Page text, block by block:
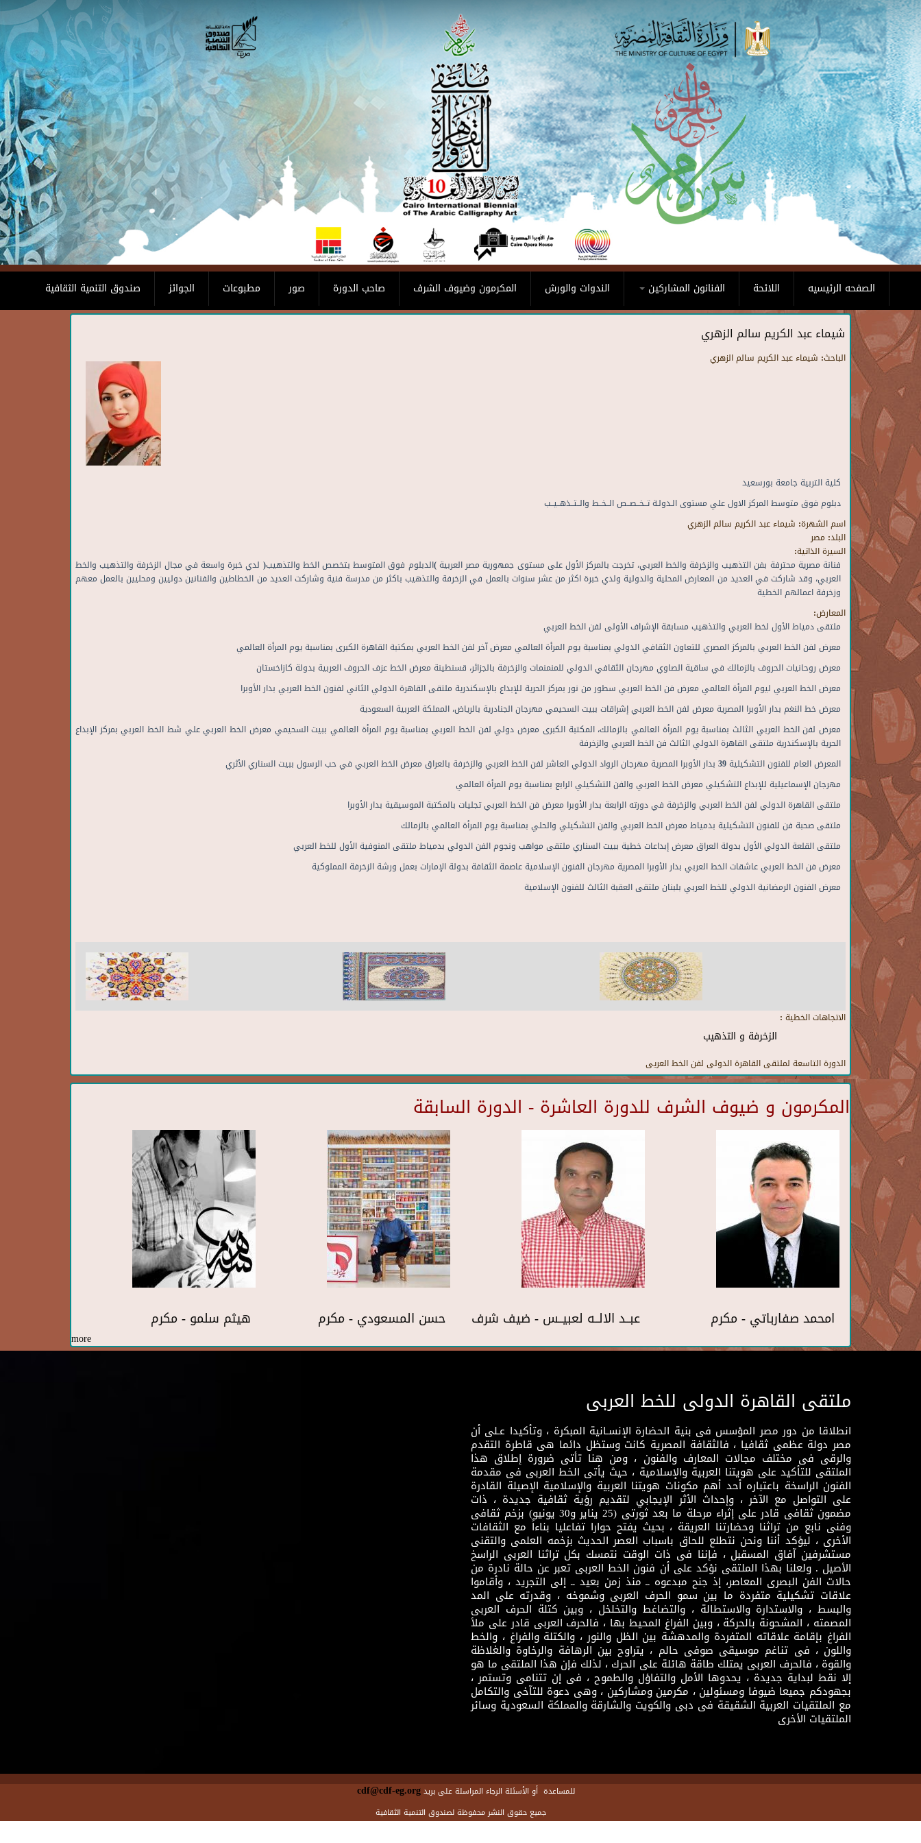
Skip to main content
صندوق التنمية الثقافية الجوائز مطبوعات صور صاحب الدورة المكرمون وضيوف الشرف الندوات والورش الفنانون المشاركين اللائحة الصفحه الرئيسيه
شيماء عبد الكريم سالم الزهري
الباحث: شيماء عبد الكريم سالم الزهري
ﻛﻠﻴﺔ اﻟﺘﺮﺑﻴﺔ ﺟﺎﻣﻌﺔ ﺑﻮرﺳﻌﻴﺪ
دﺑﻠﻮم ﻓﻮق ﻣﺘﻮﺳﻂ اﻟﻤﺮﻛﺰ اﻻول ﻋﻠﻲ ﻣﺴﺘﻮى اﻟـﺪوﻟـﺔ ﺗــﺨــﺼــﺺ اﻟــﺨــﻂ واﻟــﺘــﺬﻫــﻴــﺐ
اسم الشهرة: شيماء عبد الكريم سالم الزهري
البلد: مصر
السيرة الذاتية:
ﻓﻨﺎﻧﺔ ﻣﺼﺮﻳﺔ ﻣﺤﺘﺮﻓﺔ ﺑﻔﻦ اﻟﺘﺬﻫﻴﺐ واﻟﺰﺧﺮﻓﺔ واﻟﺨﻂ اﻟﻌﺮﺑﻲ، ﺗﺨﺮﺟﺖ ﺑﺎﻟﻤﺮﻛﺰ اﻷول ﻋﻠﻰ ﻣﺴﺘﻮى ﺟﻤﻬﻮرﻳﺔ ﻣﺼﺮ اﻟﻌﺮﺑﻴﺔ )اﻟﺪﺑﻠﻮم ﻓﻮق اﻟﻤﺘﻮﺳﻂ ﺑﺘﺨﺼﺺ اﻟﺨﻂ واﻟﺘﺬﻫﻴﺐ( ﻟﺪي ﺧﺒﺮة واﺳﻌﺔ ﻓﻲ ﻣﺠﺎل اﻟﺰﺧﺮﻓﺔ واﻟﺘﺬﻫﻴﺐ واﻟﺨﻂ
اﻟﻌﺮﺑﻲ، وﻗﺪ ﺷﺎرﻛﺖ ﻓﻲ اﻟﻌﺪﻳﺪ ﻣﻦ اﻟﻤﻌﺎرض اﻟﻤﺤﻠﻴﺔ واﻟﺪوﻟﻴﺔ وﻟﺪي ﺧﺒﺮة اﻛﺜﺮ ﻣﻦ ﻋﺸﺮ ﺳﻨﻮات ﺑﺎﻟﻌﻤﻞ ﻓﻲ اﻟﺰﺧﺮﻓﺔ واﻟﺘﺬﻫﻴﺐ ﺑﺎﻛﺜﺮ ﻣﻦ ﻣﺪرﺳﺔ ﻓﻨﻴﺔ وﺷﺎرﻛﺖ اﻟﻌﺪﻳﺪ ﻣﻦ اﻟﺨﻄﺎﻃﻴﻦ واﻟﻔﻨﺎﻧﻴﻦ دوﻟﻴﻴﻦ وﻣﺤﻠﻴﻴﻦ ﺑﺎﻟﻌﻤﻞ ﻣﻌﻬﻢ
وزﺧﺮﻓﺔ اﻋﻤﺎﻟﻬﻢ اﻟﺨﻄﻴﺔ
المعارض:
ملتقى دﻣﻴﺎط اﻷول ﻟﺨﻂ اﻟﻌﺮﺑﻲ واﻟﺘﺬﻫﻴﺐ ﻣﺴﺎﺑﻘﺔ اﻹﺷﺮاف اﻷوﻟﻰ ﻟﻔﻦ اﻟﺨﻂ اﻟﻌﺮﺑﻲ
ﻣﻌﺮض ﻟﻔﻦ اﻟﺨﻂ اﻟﻌﺮﺑﻲ ﺑﺎﻟﻤﺮﻛﺰ اﻟﻤﺼﺮي ﻟﻠﺘﻌﺎون اﻟﺜﻘﺎﻓﻲ اﻟﺪوﻟﻲ ﺑﻤﻨﺎﺳﺒﺔ ﻳﻮم اﻟﻤﺮأة اﻟﻌﺎﻟﻤﻲ ﻣﻌﺮض آﺧﺮ ﻟﻔﻦ اﻟﺨﻂ اﻟﻌﺮﺑﻲ ﺑﻤﻜﺘﺒﺔ اﻟﻘﺎﻫﺮة اﻟﻜﺒﺮى ﺑﻤﻨﺎﺳﺒﺔ ﻳﻮم اﻟﻤﺮأة اﻟﻌﺎﻟﻤﻲ
ﻣﻌﺮض روﺣﺎﻧﻴﺎت اﻟﺤﺮوف ﺑﺎﻟﺰﻣﺎﻟﻚ ﻓﻲ ﺳﺎﻗﻴﺔ اﻟﺼﺎوي ﻣﻬﺮﺟﺎن اﻟﺜﻘﺎﻓﻲ اﻟﺪوﻟﻲ ﻟﻠﻤﻨﻤﻨﻤﺎت واﻟﺰﺧﺮﻓﺔ ﺑﺎﻟﺠﺰاﺋﺮ، ﻗﺴﻨﻄﻴﻨﺔ ﻣﻌﺮض اﻟﺨﻂ ﻋﺰف اﻟﺤﺮوف اﻟﻌﺮﺑﻴﺔ ﺑﺪوﻟﺔ ﻛﺎزاﺧﺴﺘﺎن
ﻣﻌﺮض اﻟﺨﻂ اﻟﻌﺮﺑﻲ ﻟﻴﻮم اﻟﻤﺮأة اﻟﻌﺎﻟﻤﻲ ﻣﻌﺮض ﻓﻦ اﻟﺨﻂ اﻟﻌﺮﺑﻲ ﺳﻄﻮر ﻣﻦ ﻧﻮر ﺑﻤﺮﻛﺰ اﻟﺤﺮﻳﺔ ﻟﻺﺑﺪاع ﺑﺎﻹﺳﻜﻨﺪرﻳﺔ ﻣﻠﺘﻘﻰ اﻟﻘﺎﻫﺮة اﻟﺪوﻟﻲ اﻟﺜﺎﻧﻲ ﻟﻔﻨﻮن اﻟﺨﻂ اﻟﻌﺮﺑﻲ ﺑﺪار اﻷوﺑﺮا
ﻣﻌﺮض ﺧﻂ اﻟﻨﻐﻢ ﺑﺪار اﻷوﺑﺮا اﻟﻤﺼﺮﻳﺔ ﻣﻌﺮض ﻟﻔﻦ اﻟﺨﻂ اﻟﻌﺮﺑﻲ إﺷﺮاﻗﺎت ﺑﺒﻴﺖ اﻟﺴﺤﻴﻤﻲ ﻣﻬﺮﺟﺎن اﻟﺠﻨﺎدرﻳﺔ ﺑﺎﻟﺮﻳﺎض، اﻟﻤﻤﻠﻜﺔ اﻟﻌﺮﺑﻴﺔ اﻟﺴﻌﻮدﻳﺔ
ﻣﻌﺮض ﻟﻔﻦ اﻟﺨﻂ اﻟﻌﺮﺑﻲ اﻟﺜﺎﻟﺚ ﺑﻤﻨﺎﺳﺒﺔ ﻳﻮم اﻟﻤﺮأة اﻟﻌﺎﻟﻤﻲ ﺑﺎﻟﺰﻣﺎﻟﻚ، اﻟﻤﻜﺘﺒﺔ اﻟﻜﺒﺮى ﻣﻌﺮض دوﻟﻲ ﻟﻔﻦ اﻟﺨﻂ اﻟﻌﺮﺑﻲ ﺑﻤﻨﺎﺳﺒﺔ ﻳﻮم اﻟﻤﺮأة اﻟﻌﺎﻟﻤﻲ ﺑﺒﻴﺖ اﻟﺴﺤﻴﻤﻲ ﻣﻌﺮض اﻟﺨﻂ اﻟﻌﺮﺑﻲ ﻋﻠﻲ ﺷﻂ اﻟﺨﻂ اﻟﻌﺮﺑﻲ ﺑﻤﺮﻛﺰ اﻹﺑﺪاع
اﻟﺤﺮﻳﺔ ﺑﺎﻹﺳﻜﻨﺪرﻳﺔ ﻣﻠﺘﻘﻰ اﻟﻘﺎﻫﺮة اﻟﺪوﻟﻲ اﻟﺜﺎﻟﺚ ﻓﻦ اﻟﺨﻂ اﻟﻌﺮﺑﻲ واﻟﺰﺧﺮﻓﺔ
اﻟﻤﻌﺮض اﻟﻌﺎم ﻟﻠﻔﻨﻮن اﻟﺘﺸﻜﻴﻠﻴﺔ 39 ﺑﺪار اﻷوﺑﺮا اﻟﻤﺼﺮﻳﺔ ﻣﻬﺮﺟﺎن اﻟﺮواد اﻟﺪوﻟﻲ اﻟﻌﺎﺷﺮ ﻟﻔﻦ اﻟﺨﻂ اﻟﻌﺮﺑﻲ واﻟﺰﺧﺮﻓﺔ ﺑﺎﻟﻌﺮاق ﻣﻌﺮض اﻟﺨﻂ اﻟﻌﺮﺑﻲ ﻓﻲ ﺣﺐ اﻟﺮﺳﻮل ﺑﺒﻴﺖ اﻟﺴﻨﺎري اﻷﺛﺮي
ﻣﻬﺮﺟﺎن اﻹﺳﻤﺎﻋﻴﻠﻴﺔ ﻟﻺﺑﺪاع اﻟﺘﺸﻜﻴﻠﻲ ﻣﻌﺮض اﻟﺨﻂ اﻟﻌﺮﺑﻲ واﻟﻔﻦ اﻟﺘﺸﻜﻴﻠﻲ اﻟﺮاﺑﻊ ﺑﻤﻨﺎﺳﺒﺔ ﻳﻮم اﻟﻤﺮأة اﻟﻌﺎﻟﻤﻲ
ﻣﻠﺘﻘﻰ اﻟﻘﺎﻫﺮة اﻟﺪوﻟﻲ ﻟﻔﻦ اﻟﺨﻂ اﻟﻌﺮﺑﻲ واﻟﺰﺧﺮﻓﺔ ﻓﻲ دورﺗﻪ اﻟﺮاﺑﻌﺔ ﺑﺪار اﻷوﺑﺮا ﻣﻌﺮض ﻓﻦ اﻟﺨﻂ اﻟﻌﺮﺑﻲ ﺗﺠﻠﻴﺎت ﺑﺎﻟﻤﻜﺘﺒﺔ اﻟﻤﻮﺳﻴﻘﻴﺔ ﺑﺪار اﻷوﺑﺮا
ﻣﻠﺘﻘﻰ ﺻﺤﺒﺔ ﻓﻦ ﻟﻠﻔﻨﻮن اﻟﺘﺸﻜﻴﻠﻴﺔ ﺑﺪﻣﻴﺎط ﻣﻌﺮض اﻟﺨﻂ اﻟﻌﺮﺑﻲ واﻟﻔﻦ اﻟﺘﺸﻜﻴﻠﻲ واﻟﺤﻠﻲ ﺑﻤﻨﺎﺳﺒﺔ ﻳﻮم اﻟﻤﺮأة اﻟﻌﺎﻟﻤﻲ ﺑﺎﻟﺰﻣﺎﻟﻚ
ﻣﻠﺘﻘﻰ اﻟﻘﻠﻌﺔ اﻟﺪوﻟﻲ اﻷول ﺑﺪوﻟﺔ اﻟﻌﺮاق ﻣﻌﺮض إﺑﺪاﻋﺎت ﺧﻄﻴﺔ ﺑﺒﻴﺖ اﻟﺴﻨﺎري ﻣﻠﺘﻘﻰ ﻣﻮاﻫﺐ وﻧﺠﻮم اﻟﻔﻦ اﻟﺪوﻟﻲ ﺑﺪﻣﻴﺎط ﻣﻠﺘﻘﻰ اﻟﻤﻨﻮﻓﻴﺔ اﻷول ﻟﻠﺨﻂ اﻟﻌﺮﺑﻲ
ﻣﻌﺮض ﻓﻦ اﻟﺨﻂ اﻟﻌﺮﺑﻲ ﻋﺎﺷﻘﺎت اﻟﺨﻂ اﻟﻌﺮﺑﻲ ﺑﺪار اﻷوﺑﺮا اﻟﻤﺼﺮﻳﺔ ﻣﻬﺮﺟﺎن اﻟﻔﻨﻮن اﻹﺳﻼﻣﻴﺔ ﻋﺎﺻﻤﺔ اﻟﺜﻘﺎﻓﺔ ﺑﺪوﻟﺔ اﻹﻣﺎرات ﺑﻌﻤﻞ ورﺷﺔ اﻟﺰﺧﺮﻓﺔ اﻟﻤﻤﻠﻮﻛﻴﺔ
ﻣﻌﺮض اﻟﻔﻨﻮن اﻟﺮﻣﻀﺎﻧﻴﺔ اﻟﺪوﻟﻲ ﻟﻠﺨﻂ اﻟﻌﺮﺑﻲ ﺑﻠﺒﻨﺎن ﻣﻠﺘﻘﻰ اﻟﻌﻘﺒﺔ اﻟﺜﺎﻟﺚ ﻟﻠﻔﻨﻮن اﻹﺳﻼﻣﻴﺔ
الاتجاهات الخطية :
الزخرفة و التذهيب
الدورة التاسعة لملتقى القاهرة الدولى لفن الخط العريى
المكرمون و ضيوف الشرف للدورة العاشرة - الدورة السابقة
هيثم سلمو - مكرم حسن المسعودي - مكرم عبــد الالــه لعبيــس - ضيف شرف امحمد صفارباتي - مكرم
more
ملتقى القاهرة الدولى للخط العربى
انطلاقا من دور مصر المؤسس فى بنية الحضارة الإنسـانية المبكرة ، وتأكيدا عـلى أن
مصر دولة عظمى ثقافيا ، فالثقافة المصرية كانت وستظل دائما هى قاطرة التقدم
والرقى فى مختلف مجالات المعارف والفنون ، ومن هنا تأتى ضرورة إطلاق هذا
الملتقى للتأكيد على هويتنا العربية والإسلامية ، حيث يأتى الخط العربى فى مقدمة
الفنون الراسخة باعتباره أحد أهم مكونات هويتنا العربية والإسلامية الإصيلة القادرة
على التواصل مع الآخر ، وإحداث الأثر الإيجابي لتقديم رؤية ثقافية جديدة ، ذات
مضمون ثقافى قادر على إثراء مرحلة ما بعد ثورتى (25 يناير و30 يونيو) بزخم ثقافى
وفنى نابع من تراثنا وحضارتنا العريقة ، بحيث يفتح حوارا تفاعليا بناءاً مع الثقافات
الأخرى ، ليؤكد أننا ونحن نتطلع للحاق باسباب العصر الحديث بزخمه العلمى والتقنى
مستشرفين آفاق المسقبل ، فإننا فى ذات الوقت نتمسك بكل تراثنا العربى الراسخ
الأصيل . ولعلنا بهذا الملتقى نؤكد على أن فنون الخط العربى تعبر عن حالة نادرة من
حالات الفن البصرى المعاصر، إذ جنح مبدعوه ــ منذ زمن بعيد ــ إلى التجريد ، وأقاموا
علاقات تشكيلية متفردة ما بين سمو الحرف العربى وشموخه ، وقدرته على المد
والبسط ، والاستدارة والاستطالة ، والتضاغط والتخلخل ، وبين كتلة الحرف العربى
المصمته ، المشحونة بالحركة ، وبين الفراغ المحيط بها ، فالحرف العربى قادر على ملأ
الفراغ بإقامة علاقاته المتفردة والمدهشة بين الظل والنور ، والكتلة والفراغ ، والخط
واللون ، فى تناغم موسيقى صوفى حالم ، يتراوح بين الرهافة والرخاوة والغلاظة
والقوة ، فالحرف العربى يمتلك طاقة هائلة على الحرك ، لذلك فإن هذا الملتقى ما هو
إلا نقط لبداية جديدة ، يحدوها الأمل والتفاؤل والطموح ، فى إن تتنامى وتستمر ،
بجهودكم جميعا ضيوفا ومسئولين ، مكرمين ومشاركين ، وهى دعوة للتآخى والتكامل
مع الملتقيات العربية الشقيقة فى دبى والكويت والشارقة والمملكة السعودية وسائر
الملتقيات الأخرى
للمساعدة أو الأسئلة الرجاء المراسلة على بريدcdf@cdf-eg.org
جميع حقوق النشر محفوظة لصندوق التنمية الثقافية